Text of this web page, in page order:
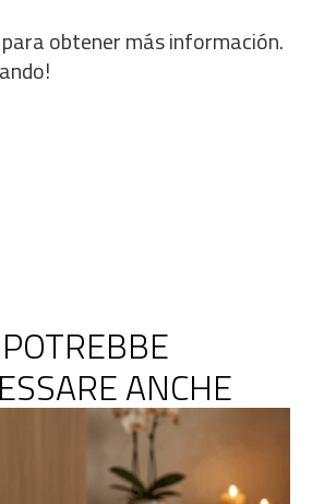
obtener más información.
ANCHE